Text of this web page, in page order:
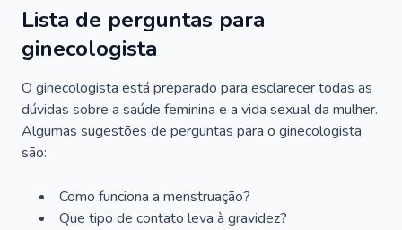
Lista de perguntas para
ginecologista
O ginecologista está preparado para esclarecer todas as
dúvidas sobre a saúde feminina e a vida sexual da mulher.
Algumas sugestões de perguntas para o ginecologista
são:
Como funciona a menstruação?
Que tipo de contato leva à gravidez?